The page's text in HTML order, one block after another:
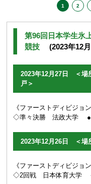
1 2
第96回日本学生氷
競技
(2023年12
2023年12月27日 ＜場
戸＞
《ファーストディビジョン
◇準々決勝 法政大学
2023年12月26日 ＜場
《ファーストディビジョン
◇2回戦 日本体育大学